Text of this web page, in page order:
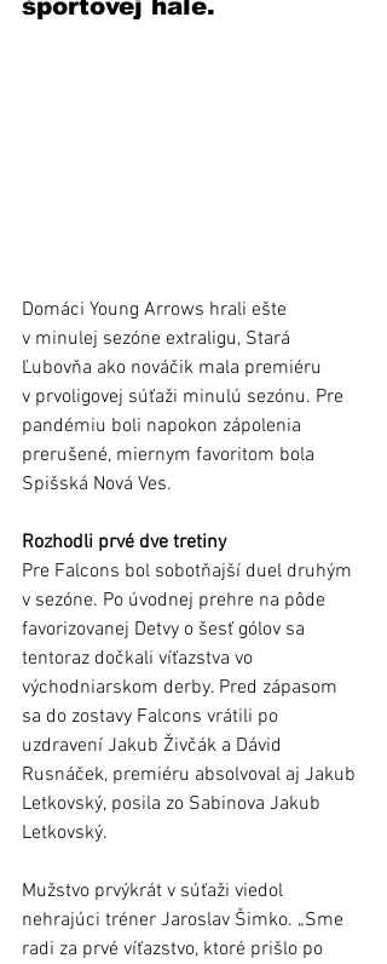
športovej hale.
Domáci Young Arrows hrali ešte
v minulej sezóne extraligu, Stará
Ľubovňa ako nováčik mala premiéru
v prvoligovej súťaži minulú sezónu. Pre
pandémiu boli napokon zápolenia
prerušené, miernym favoritom bola
Spišská Nová Ves.
Rozhodli prvé dve tretiny
Pre Falcons bol sobotňajší duel druhým
v sezóne. Po úvodnej prehre na pôde
favorizovanej Detvy o šesť gólov sa
tentoraz dočkali víťazstva vo
východniarskom derby. Pred zápasom
sa do zostavy Falcons vrátili po
uzdravení Jakub Živčák a Dávid
Rusnáček, premiéru absolvoval aj Jakub
Letkovský, posila zo Sabinova Jakub
Letkovský.
Mužstvo prvýkrát v súťaži viedol
nehrajúci tréner Jaroslav Šimko. „Sme
radi za prvé víťazstvo, ktoré prišlo po